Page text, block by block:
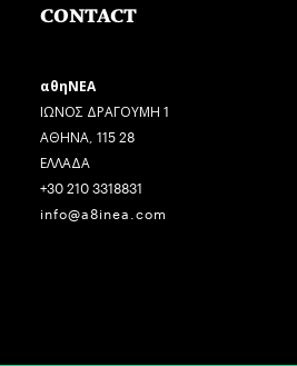
CONTACT
αθηΝΕΑ
ΙΩΝΟΣ ΔΡΑΓΟΥΜΗ 1
ΑΘΗΝΑ, 115 28
ΕΛΛΑΔΑ
+30 210 3318831
info@a8inea.com